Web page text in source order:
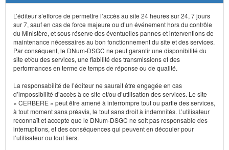
L’éditeur s’efforce de permettre l’accès au site 24 heures sur 24, 7 jours
sur 7, sauf en cas de force majeure ou d’un événement hors du contrôle
du Ministère, et sous réserve des éventuelles pannes et interventions de
maintenance nécessaires au bon fonctionnement du site et des services.
Par conséquent, le DNum-DSGC ne peut garantir une disponibilité du
site et/ou des services, une fiabilité des transmissions et des
performances en terme de temps de réponse ou de qualité.
La responsabilité de l’éditeur ne saurait être engagée en cas
d’impossibilité d’accès à ce site et/ou d’utilisation des services. Le site
« CERBERE » peut être amené à interrompre tout ou partie des services,
à tout moment sans préavis, le tout sans droit à indemnités. L’utilisateur
reconnaît et accepte que le DNum-DSGC ne soit pas responsable des
interruptions, et des conséquences qui peuvent en découler pour
l’utilisateur ou tout tiers.